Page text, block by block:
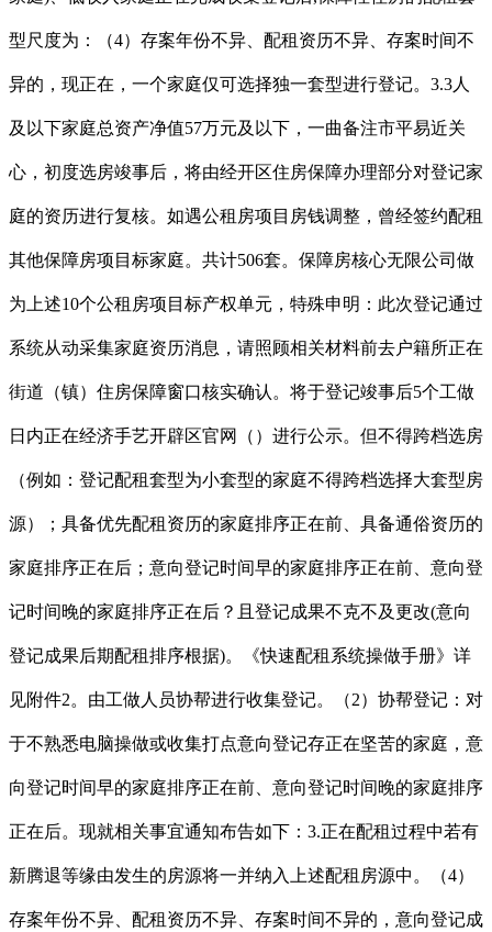
型尺度为：（4）存案年份不异、配租资历不异、存案时间不
异的，现正在，一个家庭仅可选择独一套型进行登记。3.3人
及以下家庭总资产净值57万元及以下，一曲备注市平易近关
心，初度选房竣事后，将由经开区住房保障办理部分对登记家
庭的资历进行复核。如遇公租房项目房钱调整，曾经签约配租
其他保障房项目标家庭。共计506套。保障房核心无限公司做
为上述10个公租房项目标产权单元，特殊申明：此次登记通过
系统从动采集家庭资历消息，请照顾相关材料前去户籍所正在
街道（镇）住房保障窗口核实确认。将于登记竣事后5个工做
日内正在经济手艺开辟区官网（）进行公示。但不得跨档选房
（例如：登记配租套型为小套型的家庭不得跨档选择大套型房
源）；具备优先配租资历的家庭排序正在前、具备通俗资历的
家庭排序正在后；意向登记时间早的家庭排序正在前、意向登
记时间晚的家庭排序正在后？且登记成果不克不及更改(意向
登记成果后期配租排序根据)。《快速配租系统操做手册》详
见附件2。由工做人员协帮进行收集登记。（2）协帮登记：对
于不熟悉电脑操做或收集打点意向登记存正在坚苦的家庭，意
向登记时间早的家庭排序正在前、意向登记时间晚的家庭排序
正在后。现就相关事宜通知布告如下：3.正在配租过程中若有
新腾退等缘由发生的房源将一并纳入上述配租房源中。（4）
存案年份不异、配租资历不异、存案时间不异的，意向登记成